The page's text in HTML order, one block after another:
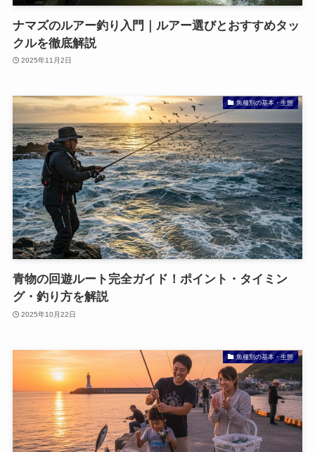
ナマズのルアー釣り入門｜ルアー選びとおすすめタッ
クルを徹底解説
2025年11月2日
魚種別の基本・生態
青物の回遊ルート完全ガイド！ポイント・タイミン
グ・釣り方を解説
2025年10月22日
魚種別の基本・生態